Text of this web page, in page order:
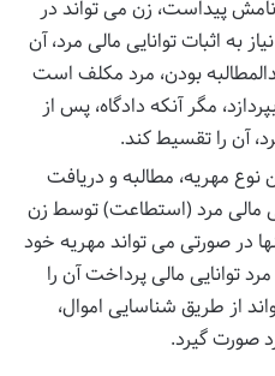
پیداست، زن می تواند در
به اثبات توانایی مالی مرد، آن
بودن، مرد مکلف است
مگر آنکه دادگاه، پس از
آن را تقسیط کند.
نوع مهریه، مطالبه و دریافت
مالی مرد (استطاعت) توسط زن
در صورتی می تواند مهریه خود
توانایی مالی پرداخت آن را
از طریق شناسایی اموال،
صورت گیرد.